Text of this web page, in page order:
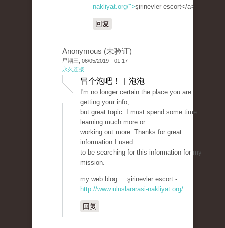
nakliyat.org/">şirinevler escort</a>
回复
Anonymous (未验证)
星期三, 06/05/2019 - 01:17
永久连接
冒个泡吧！ | 泡泡
I'm no longer certain the place you are
getting your info,
but great topic. I must spend some time
learning much more or
working out more. Thanks for great
information I used
to be searching for this information for my
mission.
my web blog ... şirinevler escort -
http://www.uluslararasi-nakliyat.org/
回复